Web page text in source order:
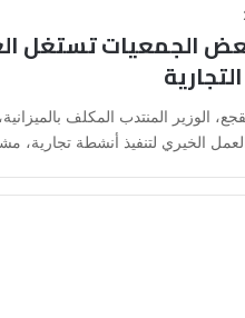
الجمعيات تستغل
الوزير المنتدب المكلف
الخيري لتنفيذ أنشطة تجارية،